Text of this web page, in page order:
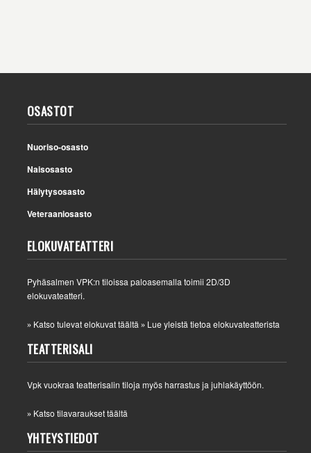
OSASTOT
Nuoriso-osasto
Naisosasto
Hälytysosasto
Veteraaniosasto
ELOKUVATEATTERI
Pyhäsalmen VPK:n tiloissa paloasemalla toimii 2D/3D
elokuvateatteri.
» Katso tulevat elokuvat täältä » Lue yleistä tietoa elokuvateatterista
TEATTERISALI
Vpk vuokraa teatterisalin tiloja myös harrastus ja juhlakäyttöön.
» Katso tilavaraukset täältä
YHTEYSTIEDOT